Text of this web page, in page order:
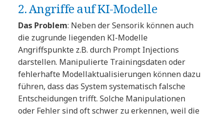
2. Angriffe auf KI-Modelle
Das Problem: Neben der Sensorik können auch
die zugrunde liegenden KI-Modelle
Angriffspunkte z.B. durch Prompt Injections
darstellen. Manipulierte Trainingsdaten oder
fehlerhafte Modellaktualisierungen können dazu
führen, dass das System systematisch falsche
Entscheidungen trifft. Solche Manipulationen
oder Fehler sind oft schwer zu erkennen, weil die